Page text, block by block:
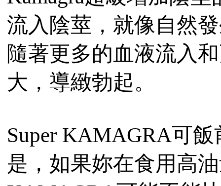
流入陰莖，就像自然
隨著更多的血液流入
大，導緻勃起。
Super KAMAGRA可
是，如果妳在食用高